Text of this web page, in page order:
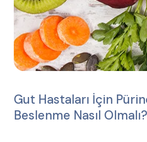
Gut Hastaları İçin
Beslenme Nasıl Olmalı?